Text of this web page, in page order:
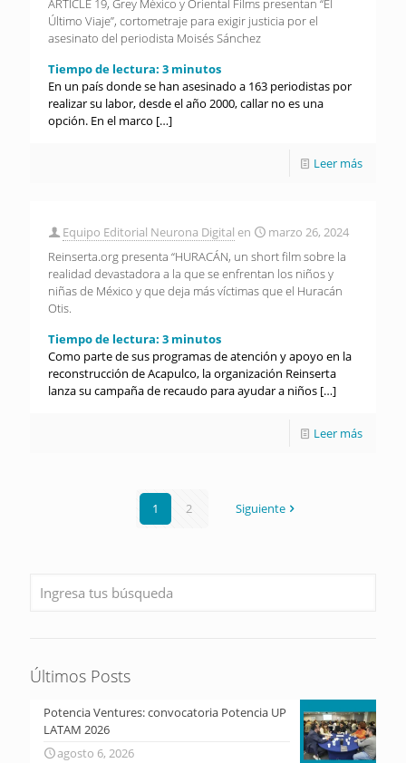
ARTICLE 19, Grey México y Oriental Films presentan “El
Último Viaje”, cortometraje para exigir justicia por el
asesinato del periodista Moisés Sánchez
Tiempo de lectura: 3 minutos
En un país donde se han asesinado a 163 periodistas por
realizar su labor, desde el año 2000, callar no es una
opción. En el marco […]
Leer más
Equipo Editorial Neurona Digital en
marzo 26, 2024
Reinserta.org presenta “HURACÁN, un short film sobre la
realidad devastadora a la que se enfrentan los niños y
niñas de México y que deja más víctimas que el Huracán
Otis.
Tiempo de lectura: 3 minutos
Como parte de sus programas de atención y apoyo en la
reconstrucción de Acapulco, la organización Reinserta
lanza su campaña de recaudo para ayudar a niños […]
Leer más
1 2 Siguiente
Últimos Posts
Potencia Ventures: convocatoria Potencia UP
LATAM 2026
agosto 6, 2026